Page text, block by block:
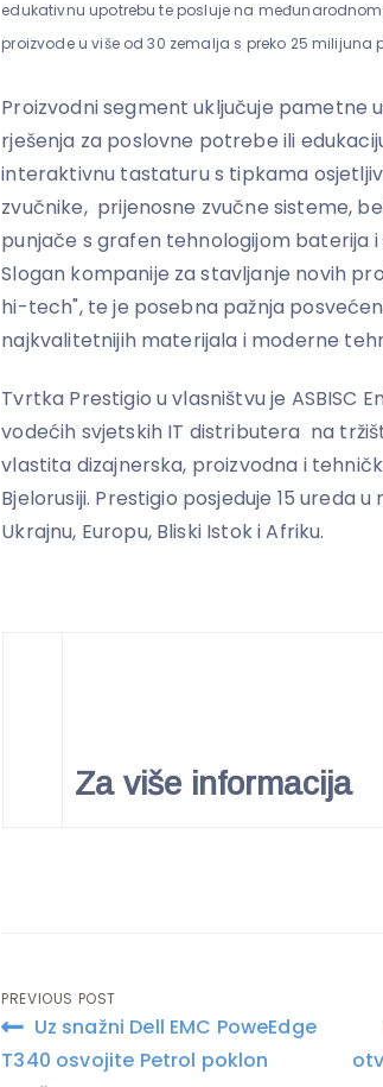
edukativnu upotrebu te posluje na
proizvode u više od 30 zemalja s preko 25
Proizvodni segment uključuje pametne
rješenja za poslovne potrebe ili
interaktivnu tastaturu s tipkama
zvučnike, prijenosne zvučne sisteme,
punjače s grafen tehnologijom baterija
Slogan kompanije za stavljanje novih
hi-tech", te je posebna pažnja
najkvalitetnijih materijala i moderne
Tvrtka Prestigio u vlasništvu je ASBISC
vodećih svjetskih IT distributera na
vlastita dizajnerska, proizvodna i
Bjelorusiji. Prestigio posjeduje 15 ureda
Ukrajnu, Europu, Bliski Istok i Afriku.
Za više informacija
Post
navigation
PREVIOUS POST
Uz snažni Dell EMC PoweEdge
T340 osvojite Petrol poklon